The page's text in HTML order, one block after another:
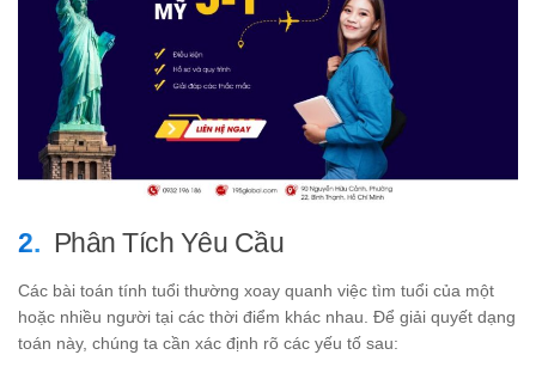
Phân Tích Yêu Cầu
Các bài toán tính tuổi thường xoay quanh việc tìm tuổi của một
hoặc nhiều người tại các thời điểm khác nhau. Để giải quyết dạng
toán này, chúng ta cần xác định rõ các yếu tố sau: